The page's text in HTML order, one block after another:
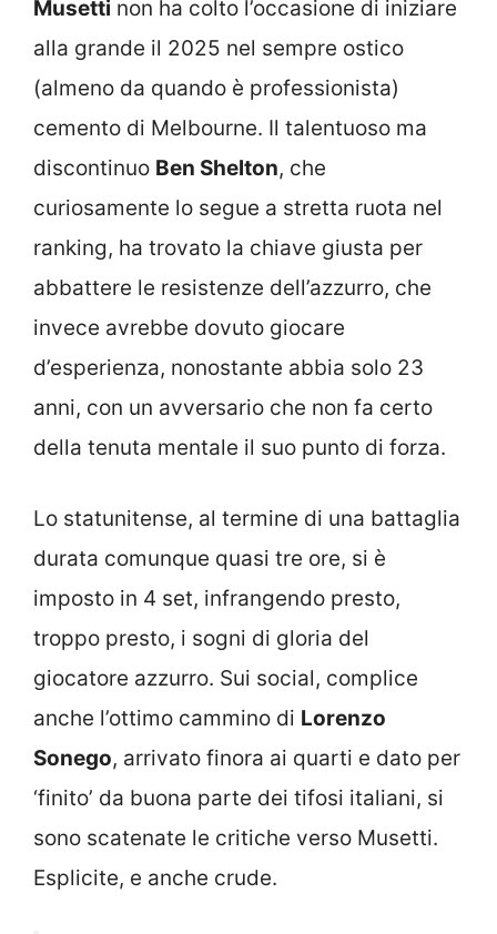
Musetti non ha colto l’occasione di iniziare
alla grande il 2025 nel sempre ostico
(almeno da quando è professionista)
cemento di Melbourne. Il talentuoso ma
discontinuo Ben Shelton, che
curiosamente lo segue a stretta ruota nel
ranking, ha trovato la chiave giusta per
abbattere le resistenze dell’azzurro, che
invece avrebbe dovuto giocare
d’esperienza, nonostante abbia solo 23
anni, con un avversario che non fa certo
della tenuta mentale il suo punto di forza.
Lo statunitense, al termine di una battaglia
durata comunque quasi tre ore, si è
imposto in 4 set, infrangendo presto,
troppo presto, i sogni di gloria del
giocatore azzurro. Sui social, complice
anche l’ottimo cammino di Lorenzo
Sonego, arrivato finora ai quarti e dato per
‘finito’ da buona parte dei tifosi italiani, si
sono scatenate le critiche verso Musetti.
Esplicite, e anche crude.